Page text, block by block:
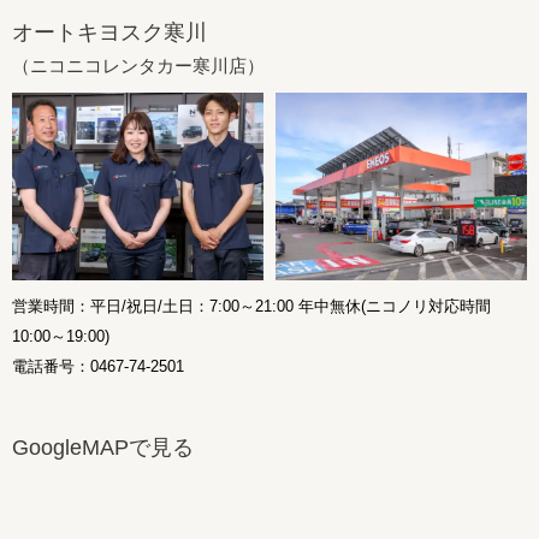
オートキヨスク寒川
（ニコニコレンタカー寒川店）
営業時間：平日/祝日/土日：7:00～21:00 年中無休(ニコノリ対応時間
10:00～19:00)
電話番号：0467-74-2501
GoogleMAPで見る